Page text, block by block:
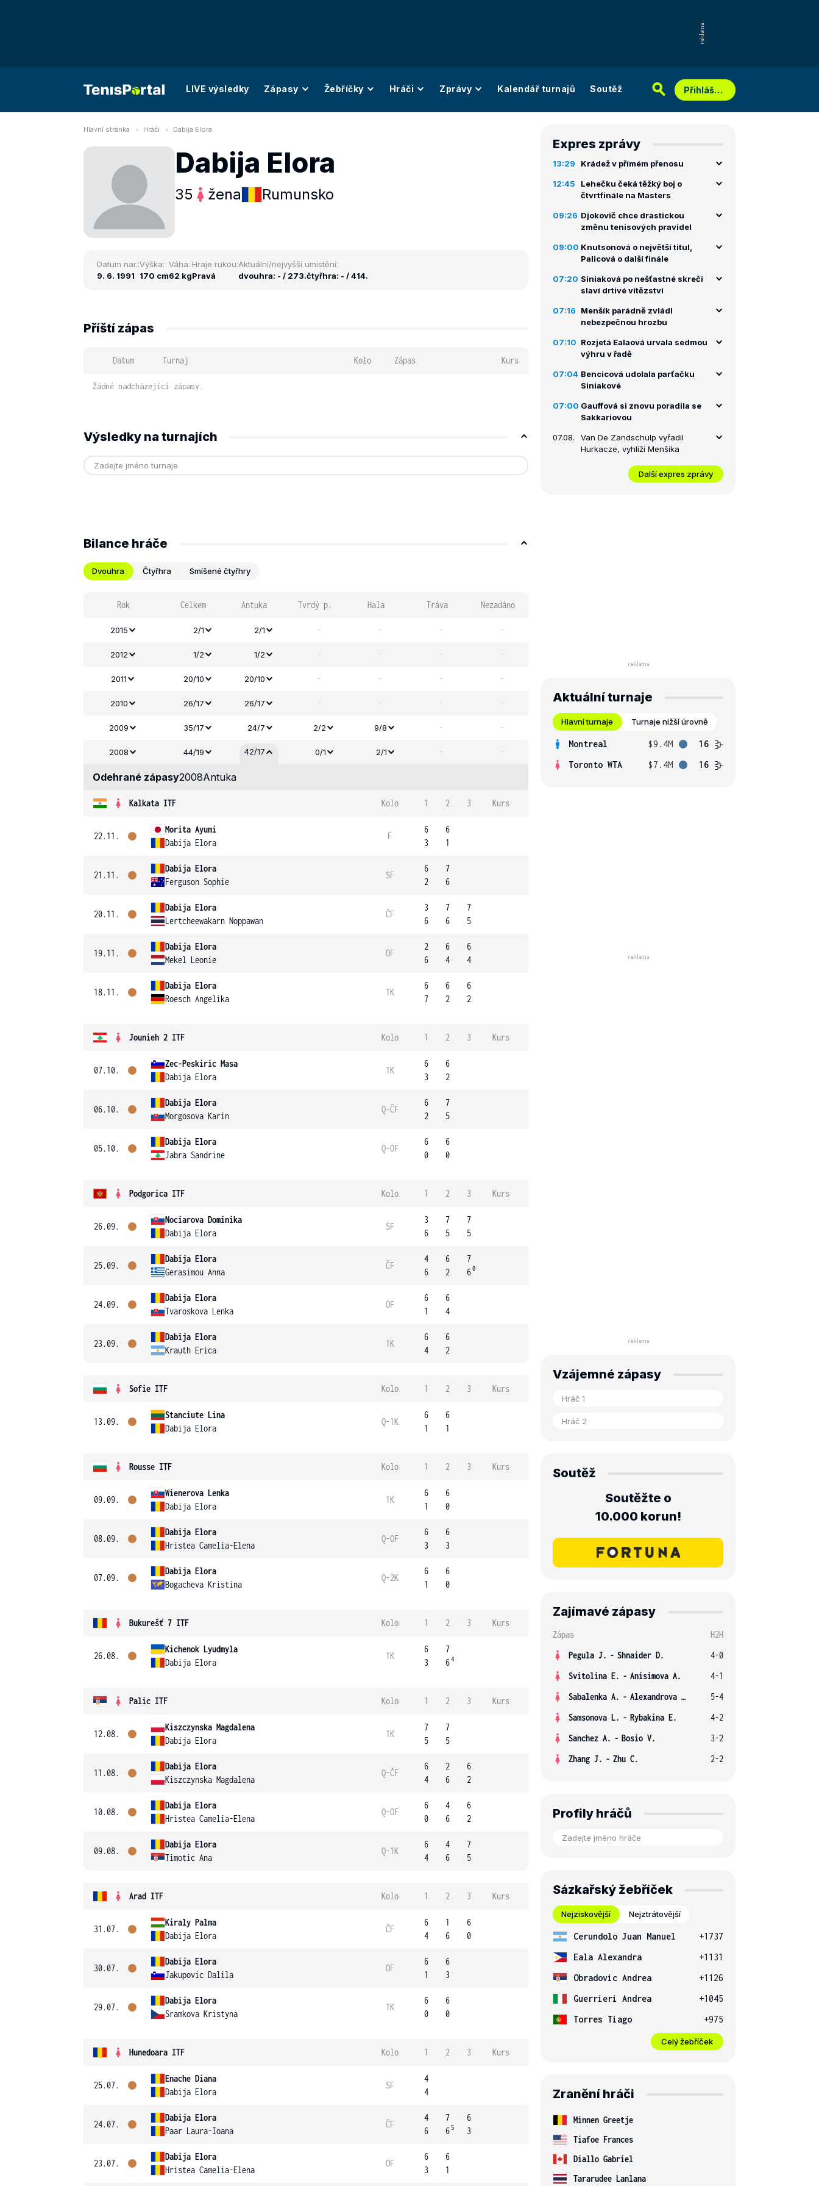
LIVE výsledky Zápasy Žebříčky Hráči Zprávy Kalendář turnajů Soutěž Přihlášení
Hlavní stránka Hráči Dabija Elora
Dabija Elora
35 žena Rumunsko
Datum nar.:
9. 6. 1991
Výška:
170 cm
Váha:
62 kg
Hraje rukou:
Pravá
Aktuální/nejvyšší umístění:
dvouhra: - / 273.čtyřhra: - / 414.
Příští zápas
Datum Turnaj Kolo Zápas Kurs
Žádné nadcházející zápasy.
Výsledky na turnajích
Bilance hráče
Dvouhra Čtyřhra Smíšené čtyřhry
Rok Celkem Antuka Tvrdý p. Hala Tráva Nezadáno
2015 2/1 2/1 - - - -
2012 1/2 1/2 - - - -
2011 20/10 20/10 - - - -
2010 26/17 26/17 - - - -
2009 35/17 24/7 2/2 9/8 - -
2008 44/19 42/17 0/1 2/1 - -
Odehrané zápasy2008Antuka
Kalkata ITF Kolo 1 2 3 Kurs
22.11.
Morita Ayumi
Dabija Elora
F
6
3
6
1
21.11.
Dabija Elora
Ferguson Sophie
SF
6
2
7
6
20.11.
Dabija Elora
Lertcheewakarn Noppawan
ČF
3
6
7
6
7
5
19.11.
Dabija Elora
Mekel Leonie
OF
2
6
6
4
6
4
18.11.
Dabija Elora
Roesch Angelika
1K
6
7
6
2
6
2
Jounieh 2 ITF Kolo 1 2 3 Kurs
07.10.
Zec-Peskiric Masa
Dabija Elora
1K
6
3
6
2
06.10.
Dabija Elora
Morgosova Karin
Q-ČF
6
2
7
5
05.10.
Dabija Elora
Jabra Sandrine
Q-OF
6
0
6
0
Podgorica ITF Kolo 1 2 3 Kurs
26.09.
Nociarova Dominika
Dabija Elora
SF
3
6
7
5
7
5
25.09.
Dabija Elora
Gerasimou Anna
ČF
4
6
6
2
7
60
24.09.
Dabija Elora
Tvaroskova Lenka
OF
6
1
6
4
23.09.
Dabija Elora
Krauth Erica
1K
6
4
6
2
Sofie ITF Kolo 1 2 3 Kurs
13.09.
Stanciute Lina
Dabija Elora
Q-1K
6
1
6
1
Rousse ITF Kolo 1 2 3 Kurs
09.09.
Wienerova Lenka
Dabija Elora
1K
6
1
6
0
08.09.
Dabija Elora
Hristea Camelia-Elena
Q-OF
6
3
6
3
07.09.
Dabija Elora
Bogacheva Kristina
Q-2K
6
1
6
0
Bukurešť 7 ITF Kolo 1 2 3 Kurs
26.08.
Kichenok Lyudmyla
Dabija Elora
1K
6
3
7
64
Palic ITF Kolo 1 2 3 Kurs
12.08.
Kiszczynska Magdalena
Dabija Elora
1K
7
5
7
5
11.08.
Dabija Elora
Kiszczynska Magdalena
Q-ČF
6
4
2
6
6
2
10.08.
Dabija Elora
Hristea Camelia-Elena
Q-OF
6
0
4
6
6
2
09.08.
Dabija Elora
Timotic Ana
Q-1K
6
4
4
6
7
5
Arad ITF Kolo 1 2 3 Kurs
31.07.
Kiraly Palma
Dabija Elora
ČF
6
4
1
6
6
0
30.07.
Dabija Elora
Jakupovic Dalila
OF
6
1
6
3
29.07.
Dabija Elora
Sramkova Kristyna
1K
6
0
6
0
Hunedoara ITF Kolo 1 2 3 Kurs
25.07.
Enache Diana
Dabija Elora
SF
4
4
24.07.
Dabija Elora
Paar Laura-Ioana
ČF
4
6
7
6 5
6
3
23.07.
Dabija Elora
Hristea Camelia-Elena
OF
6
3
6
1
Expres zprávy
13:29 Krádež v přímém přenosu
12:45
Lehečku čeká těžký boj o
čtvrtfinále na Masters
09:26 Djokovič chce drastickou
změnu tenisových pravidel
09:00 Knutsonová o největší titul,
Palicová o další finále
07:20 Siniaková po nešťastné skreči
slaví drtivé vítězství
07:16
Menšík parádně zvládl
nebezpečnou hrozbu
07:10 Rozjetá Ealaová urvala sedmou
výhru v řadě
07:04 Bencicová udolala parťačku
Siniakové
07:00 Gauffová si znovu poradila se
Sakkariovou
07.08.
Van De Zandschulp vyřadil
Hurkacze, vyhlíží Menšíka
Další expres zprávy
Aktuální turnaje
Hlavní turnaje Turnaje nižší úrovně
Montreal $9.4M
16
Toronto WTA
$7.4M 16
Vzájemné zápasy
Soutěž
Soutěžte o
10.000 korun!
Zajímavé zápasy
Zápas
H2H
Pegula J. - Shnaider D.
4-0
Svitolina E. - Anisimova A.
4-1
Sabalenka A. - Alexandrova E.
5-4
Samsonova L. - Rybakina E.
4-2
Sanchez A. - Bosio V.
3-2
Zhang J. - Zhu C. 2-2
Profily hráčů
Sázkařský žebříček
Nejziskovější Nejztrátovější
Cerundolo Juan Manuel
+1737
Eala Alexandra
+1131
Obradovic Andrea
+1126
Guerrieri Andrea
+1045
Torres Tiago
+975
Celý žebříček
Zranění hráči
Minnen Greetje
Tiafoe Frances
Diallo Gabriel
Tararudee Lanlana